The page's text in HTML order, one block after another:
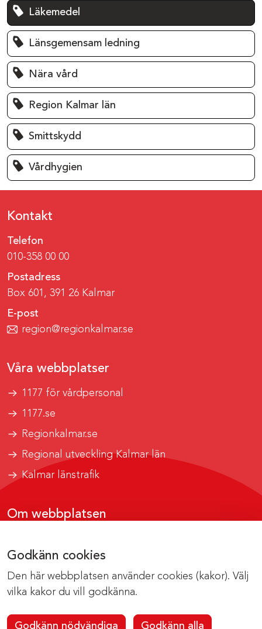
Godkänn cookies
Den här webbplatsen använder cookies (kakor). Välj
vilka kakor du vill godkänna.
Godkänn nödvändiga Godkänn alla
Läkemedel
Länsgemensam ledning
Nära vård
Region Kalmar län
Smittskydd
Vårdhygien
Kontakt
Telefon
010-358 00 00
Postadress
Box 601, 391 26 Kalmar
E-post
region@regionkalmar.se
Våra webbplatser
1177 för vårdpersonal
1177.se
Regionkalmar.se
Regional utveckling Kalmar län
Kalmar länstrafik
Om webbplatsen
Om cookies
Kontakta webbredaktionen